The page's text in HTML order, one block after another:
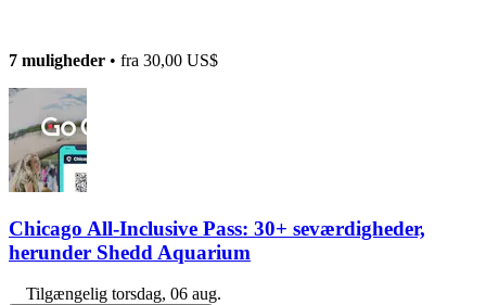
7 muligheder • fra 30,00 US$
Chicago All-Inclusive Pass: 30+ seværdigheder,
herunder Shedd Aquarium
Tilgængelig torsdag, 06 aug.